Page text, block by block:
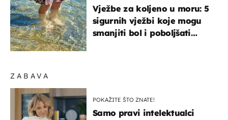
ZABAVA
POKAŽITE ŠTO ZNATE!
Samo pravi intelektualci
Vježbe za koljeno u moru: 5
sigurnih vježbi koje mogu
smanjiti bol i poboljšati